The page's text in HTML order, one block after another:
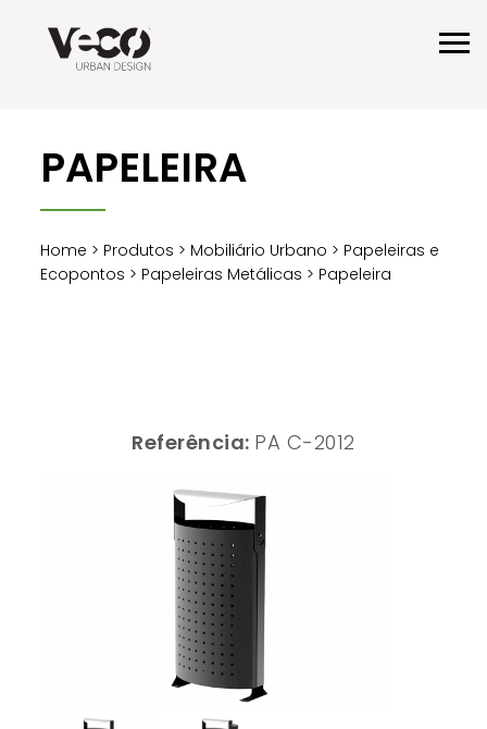
PAPELEIRA
Home > Produtos > Mobiliário Urbano > Papeleiras e
Ecopontos > Papeleiras Metálicas > Papeleira
Referência: PA C-2012